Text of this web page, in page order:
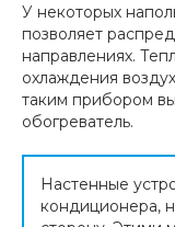
У некоторых
позволяет
направлениях.
охлаждения
таким прибором
обогреватель.
Настенные
кондиционера,